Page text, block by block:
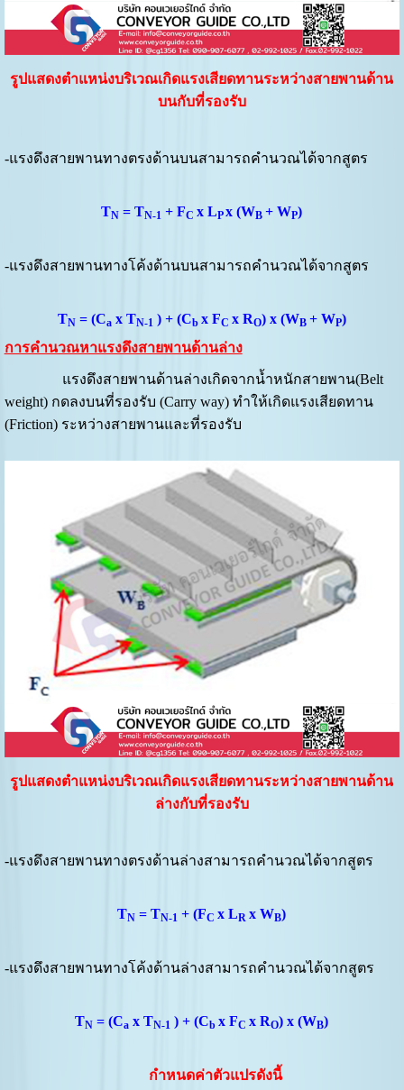
รูปแสดงตำแหน่งบริเวณเกิดแรงเสียดทานระหว่างสายพานด้าน
บนกับที่รองรับ
-แรงดึงสายพานทางตรงด้านบนสามารถคำนวณได้จากสูตร
TN = TN-1 + FCx LPx (WB+ WP)
-แรงดึงสายพานทางโค้งด้านบนสามารถคำนวณได้จากสูตร
TN= (Cax TN-1 ) + (Cb x FC x RO) x (WB + WP)
การคำนวณหาแรงดึงสายพานด้านล่าง
แรงดึงสายพานด้านล่างเกิดจากน้ำหนักสายพาน(Belt
weight) กดลงบนที่รองรับ (Carry way) ทำให้เกิดแรงเสียดทาน
(Friction) ระหว่างสายพานและที่รองรับ
รูปแสดงตำแหน่งบริเวณเกิดแรงเสียดทานระหว่างสายพานด้าน
ล่างกับที่รองรับ
-แรงดึงสายพานทางตรงด้านล่างสามารถคำนวณได้จากสูตร
TN = TN-1 + (FCx LRx WB)
-แรงดึงสายพานทางโค้งด้านล่างสามารถคำนวณได้จากสูตร
TN = (Ca x TN-1 ) + (Cbx FCx RO) x (WB)
กำหนดค่าตัวแปรดังนี้